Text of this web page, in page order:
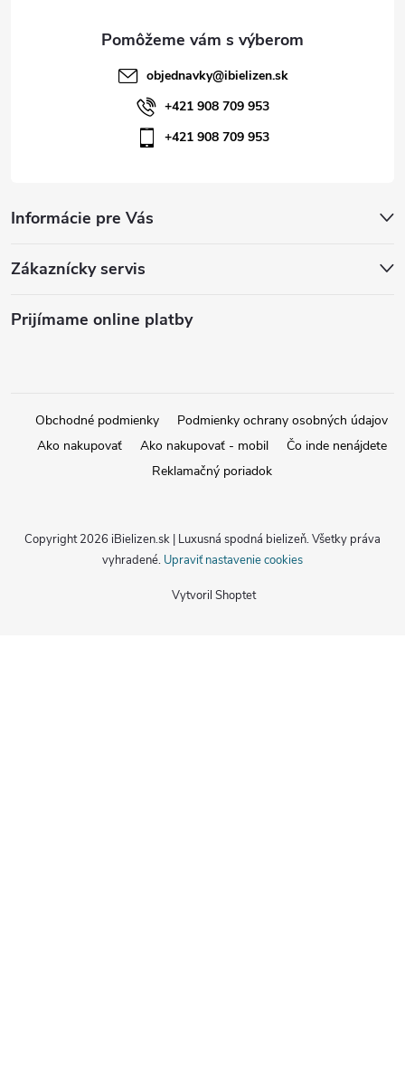
Informácie pre Vás
Zákaznícky servis
Prijímame online platby
objednavky@ibielizen.sk
+421 908 709 953
+421 908 709 953
Obchodné podmienky
Podmienky ochrany osobných údajov
Ako nakupovať
Ako nakupovať - mobil
Čo inde nenájdete
Reklamačný poriadok
Vytvoril Shoptet
Copyright 2026 iBielizen.sk | Luxusná spodná bielizeň. Všetky práva
vyhradené. Upraviť nastavenie cookies